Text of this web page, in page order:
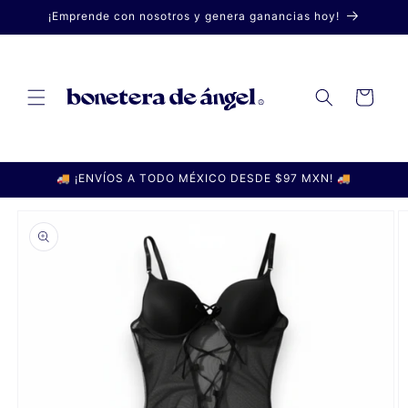
directamente
al contenido
¡Emprende con nosotros y genera ganancias hoy!
Carrito
🚚 ¡ENVÍOS A TODO MÉXICO DESDE $97 MXN! 🚚
información